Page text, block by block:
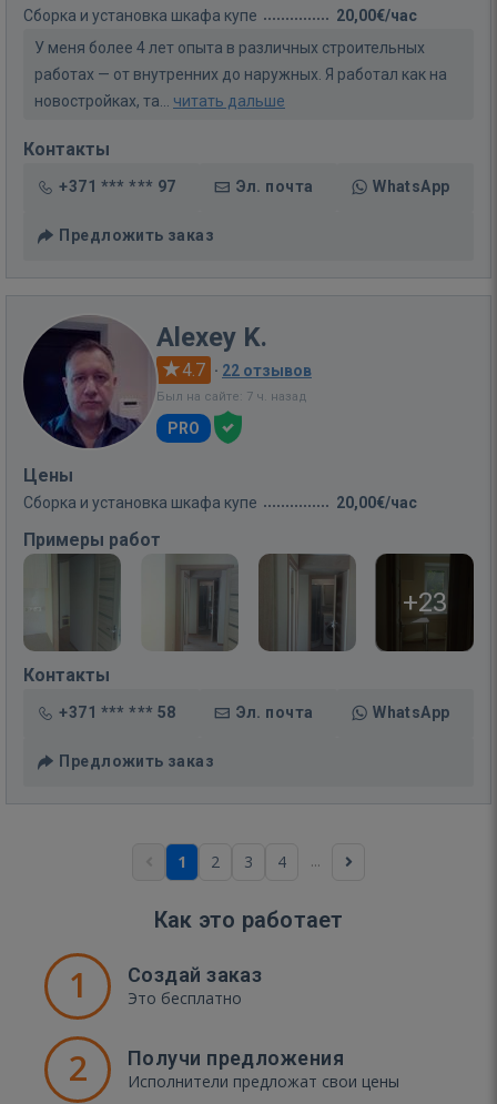
Сборка и установка шкафа купе
20,00€/час
У меня более 4 лет опыта в различных строительных
работах — от внутренних до наружных. Я работал как на
новостройках, та... читать дальше
Контакты
+371 *** *** 97 Эл. почта WhatsApp
Предложить заказ
Alexey K.
4.7 · 22 отзывов
Был на сайте: 7 ч. назад
PRO
Цены
Сборка и установка шкафа купе 20,00€/час
Примеры работ
+23
Контакты
+371 *** *** 58 Эл. почта WhatsApp
Предложить заказ
1 2 3 4 ...
Как это работает
1 Создай заказ
Это бесплатно
2 Получи предложения
Исполнители предложат свои цены